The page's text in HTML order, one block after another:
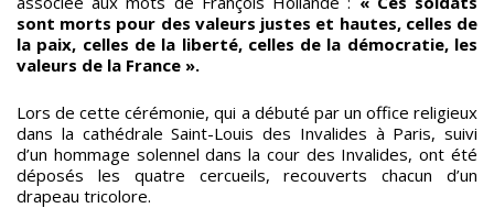
sont morts pour des valeurs justes et hautes, celles de
la paix, celles de la liberté, celles de la démocratie, les
valeurs de la France ».
Lors de cette cérémonie, qui a débuté par un office religieux
dans la cathédrale Saint-Louis des Invalides à Paris, suivi
d’un hommage solennel dans la cour des Invalides, ont été
déposés les quatre cercueils, recouverts chacun d’un
drapeau tricolore.